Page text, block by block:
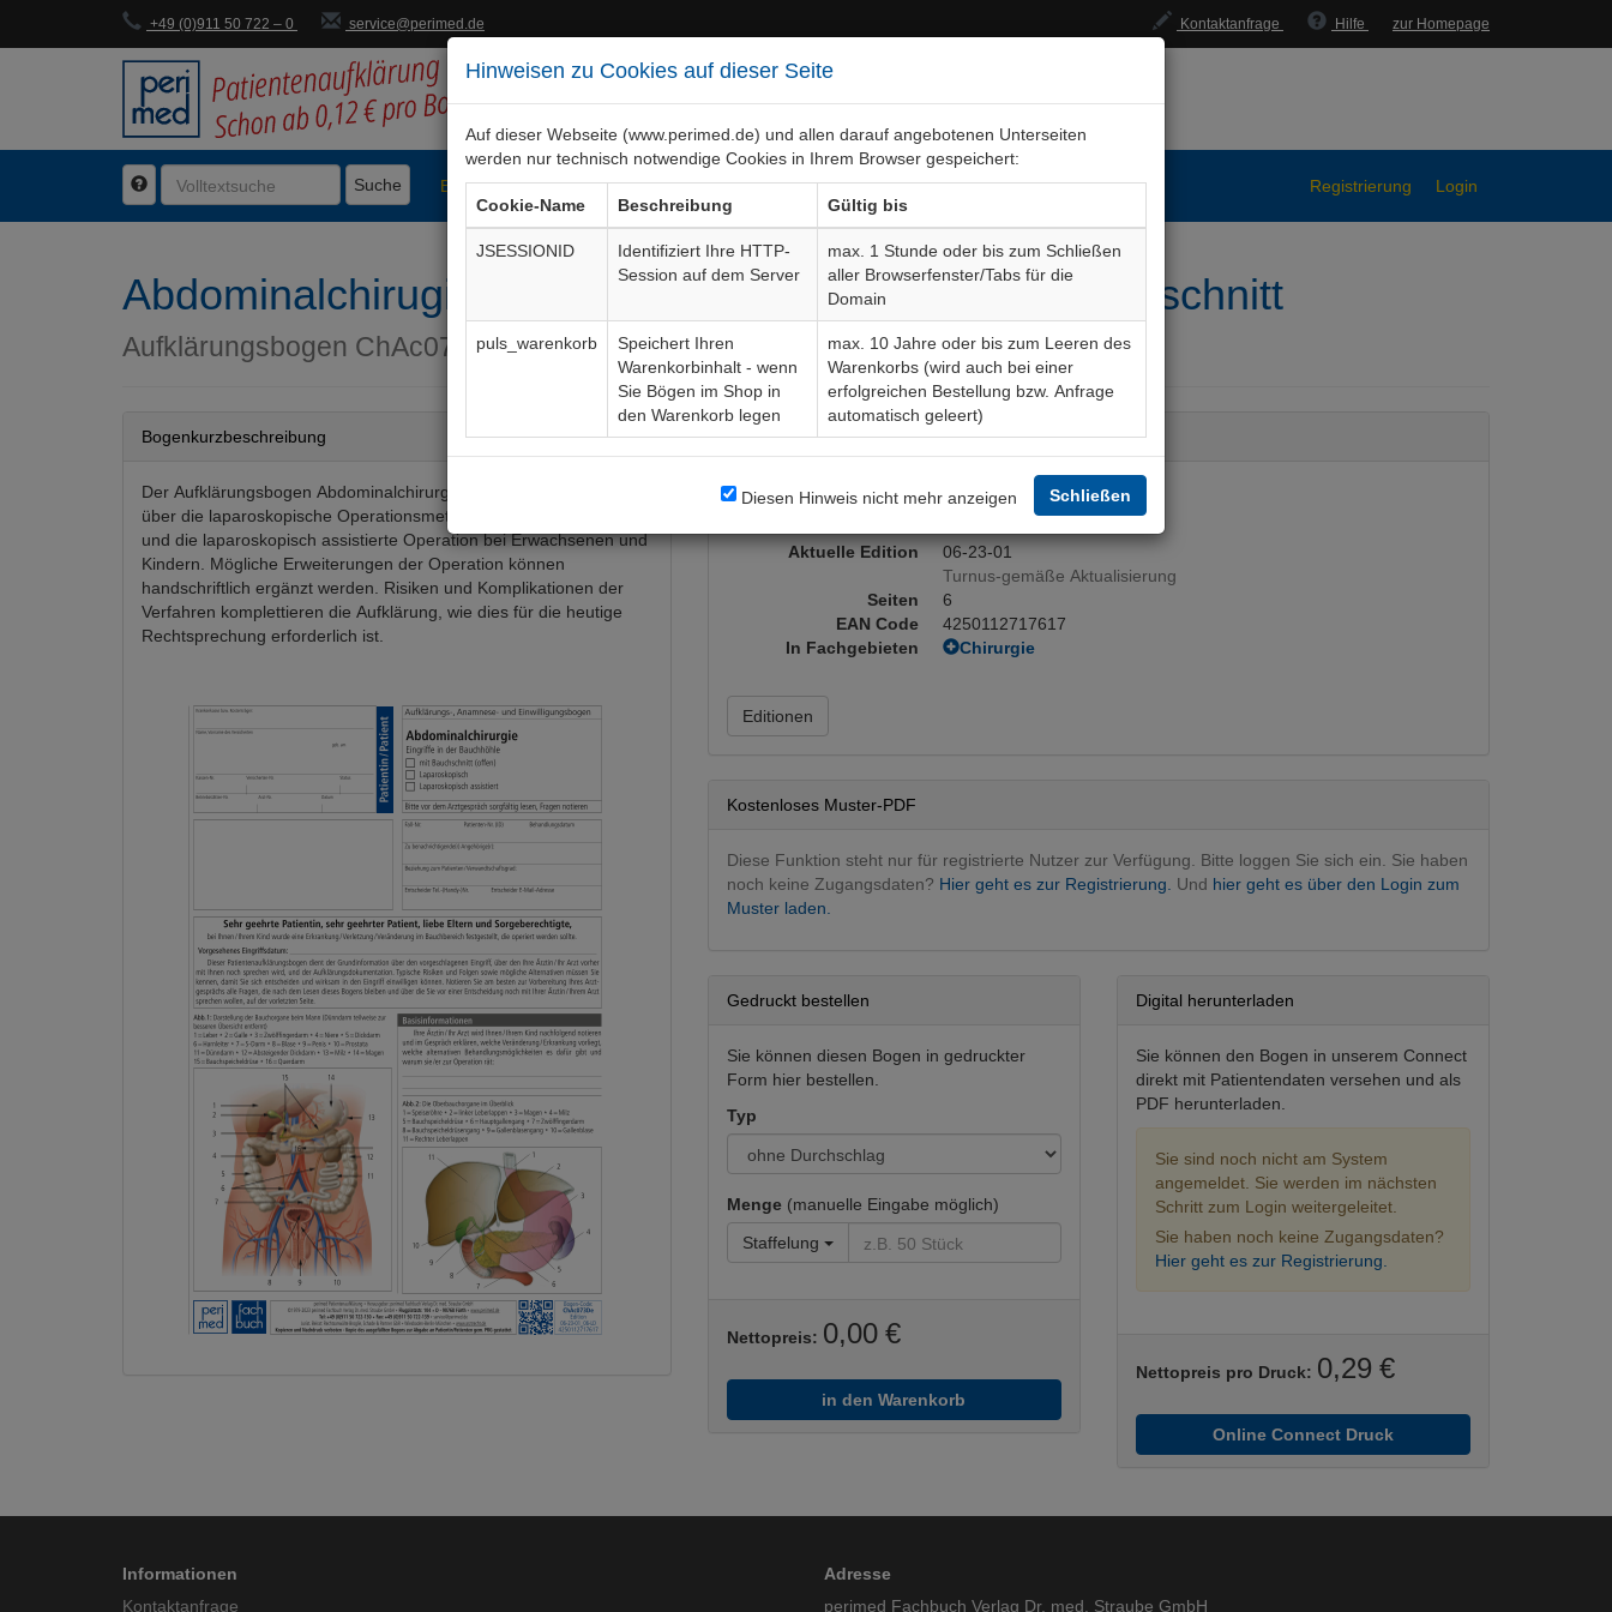
+49 (0)911 50 722 – 0 service@perimed.de Kontaktanfrage Hilfe zur Homepage
Suche BogenFachgebiete Bogen-Gesamtübersicht Registrierung Login
Hinweisen zu Cookies auf dieser Seite
Auf dieser Webseite (www.perimed.de) und allen darauf angebotenen Unterseiten
werden nur technisch notwendige Cookies in Ihrem Browser gespeichert:
Cookie-Name Beschreibung
Gültig bis
JSESSIONID
Identifiziert Ihre HTTP-
Session auf dem Server
max. 1 Stunde oder bis zum Schließen
aller Browserfenster/Tabs für die
Domain
puls_warenkorb
Speichert Ihren
Warenkorbinhalt - wenn
Sie Bögen im Shop in
den Warenkorb legen
max. 10 Jahre oder bis zum Leeren des
Warenkorbs (wird auch bei einer
erfolgreichen Bestellung bzw. Anfrage
automatisch geleert)
Diesen Hinweis nicht mehr anzeigen Schließen
Abdominalchirugie, Eingriffe in der Bauchhöhle, Bauchschnitt
Aufklärungsbogen ChAc073De
Bogenkurzbeschreibung
Der Aufklärungsbogen Abdominalchirurgie informiert allgemein
über die laparoskopische Operationsmethode, die Laparotomie
und die laparoskopisch assistierte Operation bei Erwachsenen und
Kindern. Mögliche Erweiterungen der Operation können
handschriftlich ergänzt werden. Risiken und Komplikationen der
Verfahren komplettieren die Aufklärung, wie dies für die heutige
Rechtsprechung erforderlich ist.
Bogendetails
Sprache
Aktuelle Edition
06-23-01
Turnus-gemäße Aktualisierung
Seiten
6
EAN Code
4250112717617
In Fachgebieten
Chirurgie
Editionen
Kostenloses Muster-PDF
Diese Funktion steht nur für registrierte Nutzer zur Verfügung. Bitte loggen Sie sich ein. Sie haben
noch keine Zugangsdaten? Hier geht es zur Registrierung. Und hier geht es über den Login zum
Muster laden.
Gedruckt bestellen
Sie können diesen Bogen in gedruckter
Form hier bestellen.
Typ
Menge (manuelle Eingabe möglich)
Staffelung
Nettopreis: 0,00 €
in den Warenkorb
Digital herunterladen
Sie können den Bogen in unserem Connect
direkt mit Patientendaten versehen und als
PDF herunterladen.
Sie sind noch nicht am System
angemeldet. Sie werden im nächsten
Schritt zum Login weitergeleitet.
Sie haben noch keine Zugangsdaten?
Hier geht es zur Registrierung.
Nettopreis pro Druck: 0,29 €
Online Connect Druck
Informationen
Kontaktanfrage
Adresse
perimed Fachbuch Verlag Dr. med. Straube GmbH